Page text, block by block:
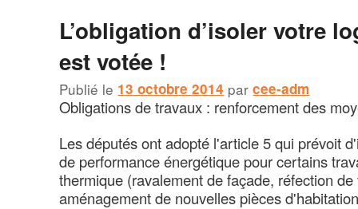
L’obligation d’isoler votre
est votée !
Publié le 13 octobre 2014 parcee-adm
Obligations de travaux : renforcement des
Les députés ont adopté l'article 5 qui prévoit
de performance énergétique pour certains
thermique (ravalement de façade, réfection
aménagement de nouvelles pièces